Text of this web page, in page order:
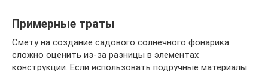
Примерные траты
Смету на создание садового солнечного фонарика
сложно оценить из-за разницы в элементах
конструкции. Если использовать подручные материалы